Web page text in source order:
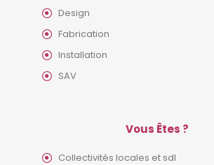
Design
Fabrication
Installation
SAV
Vous Êtes ?
Collectivités locales et sdl